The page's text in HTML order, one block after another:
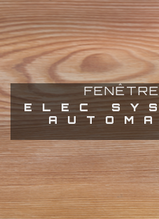
ELEC SYSTÈMES &